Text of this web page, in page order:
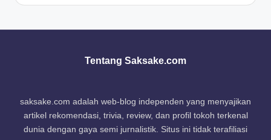
Tentang Saksake.com
saksake.com adalah web-blog independen yang menyajikan
artikel rekomendasi, trivia, review, dan profil tokoh terkenal
dunia dengan gaya semi jurnalistik. Situs ini tidak terafiliasi